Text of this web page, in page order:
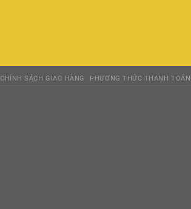
CHÍNH SÁCH GIAO HÀNG PHƯƠNG THỨC THANH TOÁN